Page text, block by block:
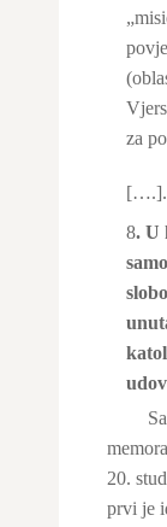
za
[….].
8. U
20.
prvi je